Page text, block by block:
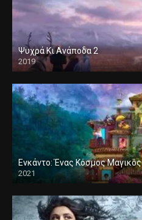
Ψυχρά Κι Ανάποδα 2
2019
Ενκάντο: Ένας Κόσμος Μαγικός
2021